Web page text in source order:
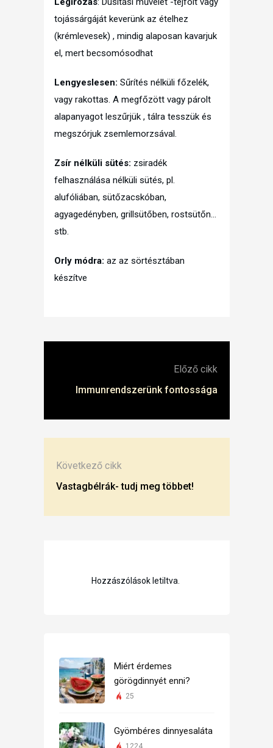
tojássárgáját keverünk az ételhez
(krémlevesek) , mindig alaposan kavarjuk
el, mert becsomósodhat
Lengyeslesen: Sűrítés nélküli főzelék,
vagy rakottas. A megfőzött vagy párolt
alapanyagot leszűrjük , tálra tesszük és
megszórjuk zsemlemorzsával.
Zsír nélküli sütés: zsiradék
felhasználása nélküli sütés, pl.
alufóliában, sütőzacskóban,
agyagedényben, grillsütőben, rostsütőn…
stb.
Orly módra: az az sörtésztában
készítve
Előző cikk
Immunrendszerünk fontossága
Következő cikk
Vastagbélrák- tudj meg többet!
Hozzászólások letiltva.
Miért érdemes
görögdinnyét enni?
25
Gyömbéres dinnyesaláta
1224